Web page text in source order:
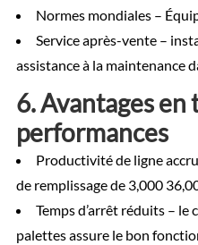
Normes mondiales –
Service après-vente –
assistance à la maintenance
6. Avantages en
performances
Productivité de ligne
de remplissage de 3,000
Temps d’arrêt réduits –
palettes assure le bon